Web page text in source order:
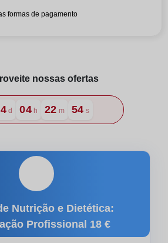
formas de pagamento
nossas ofertas
d 04 h 22 m 52 s
Nutrição e Dietética:
Profissional 18 €